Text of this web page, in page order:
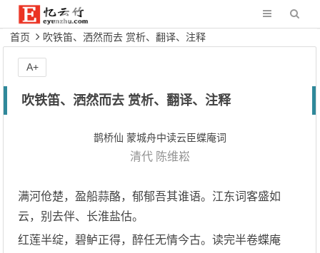
首页 吹铁笛、洒然而去 赏析、翻译、注释
吹铁笛、洒然而去 赏析、翻译、注释
鹊桥仙 蒙城舟中读云臣蝶庵词
清代 陈维崧
满河伧楚，盈船蒜酪，郁郁吾其谁语。江东词客盛如
云，别去伴、长淮盐估。
红莲半绽，碧鲈正得，醉任无情今古。读完半卷蝶庵
A+